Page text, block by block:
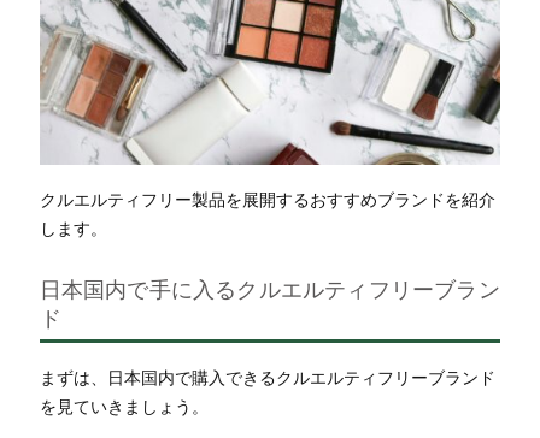
クルエルティフリー製品を展開するおすすめブランドを紹介
します。
日本国内で手に入るクルエルティフリーブラン
ド
まずは、日本国内で購入できるクルエルティフリーブランド
を見ていきましょう。